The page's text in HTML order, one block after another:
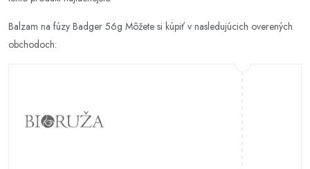
Balzam na fúzy Badger 56g Môžete si kúpiť v nasledujúcich overených
obchodoch: